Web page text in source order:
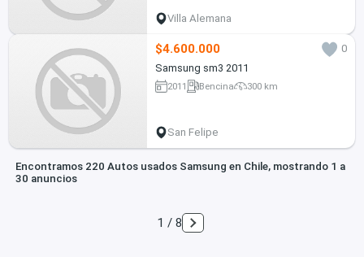
Villa Alemana
$4.600.000
0
Samsung sm3 2011
2011 Bencina 300 km
San Felipe
Encontramos 220 Autos usados Samsung en Chile, mostrando 1 a
30 anuncios
1 / 8